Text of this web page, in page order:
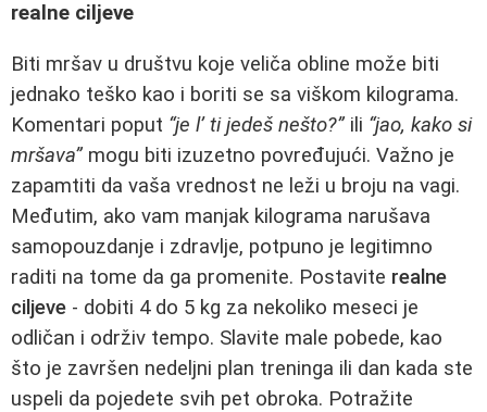
realne ciljeve
Biti mršav u društvu koje veliča obline može biti
jednako teško kao i boriti se sa viškom kilograma.
Komentari poput “je l’ ti jedeš nešto?”ili “jao, kako si
mršava”mogu biti izuzetno povređujući. Važno je
zapamtiti da vaša vrednost ne leži u broju na vagi.
Međutim, ako vam manjak kilograma narušava
samopouzdanje i zdravlje, potpuno je legitimno
raditi na tome da ga promenite. Postavite realne
ciljeve - dobiti 4 do 5 kg za nekoliko meseci je
odličan i održiv tempo. Slavite male pobede, kao
što je završen nedeljni plan treninga ili dan kada ste
uspeli da pojedete svih pet obroka. Potražite